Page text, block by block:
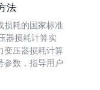
法
损耗的国家标准
器损耗计算实
变压器损耗计算
参数，指导用户